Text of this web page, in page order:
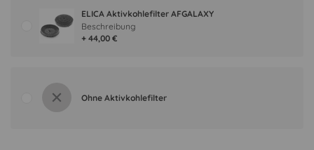
ELICA Aktivkohlefilter AFGALAXY
+ 44,00 €
Beschreibung
Ohne Aktivkohlefilter